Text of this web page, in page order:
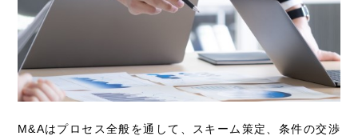
M&Aはプロセス全般を通して、スキーム策定、条件の交渉